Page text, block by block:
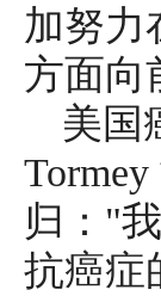
加努力
方面向
美国
归："
抗癌症